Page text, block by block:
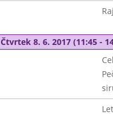
Čtvrtek 8. 6. 2017 (11:45 -